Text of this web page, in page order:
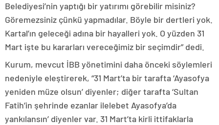
Belediyesi’nin yaptığı bir yatırımı görebilir misiniz?
Göremezsiniz çünkü yapmadılar. Böyle bir dertleri yok.
Kartal’ın geleceği adına bir hayalleri yok. O yüzden 31
Mart işte bu kararları vereceğimiz bir seçimdir” dedi.
Kurum, mevcut İBB yönetimini daha önceki söylemleri
nedeniyle eleştirerek, “31 Mart’ta bir tarafta ‘Ayasofya
yeniden müze olsun’ diyenler; diğer tarafta ‘Sultan
Fatih’in şehrinde ezanlar ilelebet Ayasofya’da
yankılansın’ diyenler var. 31 Mart’ta kirli ittifaklarla